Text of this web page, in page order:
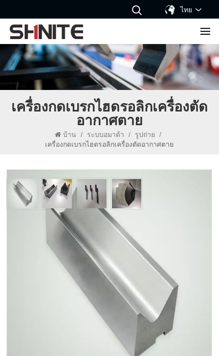
ไทย
เครื่องกดเบรกไฮดรอลิกเครื่องตัด
อากาศตาย
บ้าน / ระบบอมาด้า / รูปถ่าย
/
เครื่องกดเบรกไฮดรอลิกเครื่องตัดอากาศตาย
เครื่องกดเบรกไฮดรอลิกเครื่องตัดอากาศ
ใบมีดตัดโลหะและมีดกลึงของเราส่วนใหญ่จะใช้กับ